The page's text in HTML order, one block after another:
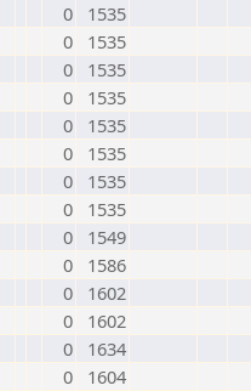
0
1535
0
1535
0
1535
0
1535
0
1535
0
1535
0
1535
0
1535
0
1549
0
1586
0
1602
0
1602
0
1634
0
1604